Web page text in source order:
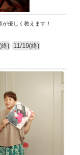
優しく教えます！
) 11/19(終)